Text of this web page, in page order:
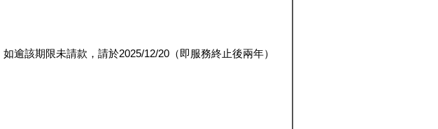
逾該期限未請款，請於2025/12/20（即服務終止後兩年）